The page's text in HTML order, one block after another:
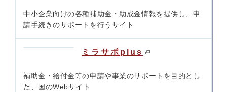
中小企業向けの各種補助金・助成金情報を提供し、申
請手続きのサポートを行うサイト
ミラサポplus
補助金・給付金等の申請や事業のサポートを目的とし
た、国のWebサイト